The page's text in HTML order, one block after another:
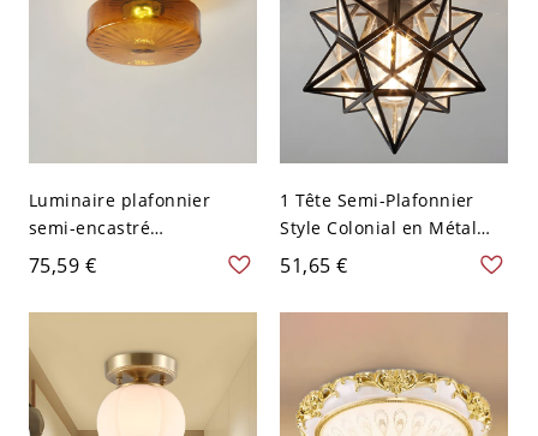
Luminaire plafonnier
semi-encastré
traditionnel en ambre
avec abat-jour en verre
transparent - 110 V-120 V
75,59 €
1 Tête Semi-Plafonnier
Style Colonial en Métal
Étoile-en Forme à Abat-
Jour en Verre - Noir 110 V-
120 V Transparent
51,65 €